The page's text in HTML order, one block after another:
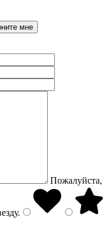
Пожалуйста,
.